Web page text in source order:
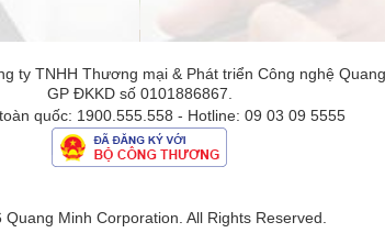
ty TNHH Thương mại & Phát triển Công nghệ
GP ĐKKD số 0101886867.
quốc: 1900.555.558 - Hotline: 09 03 09 5555
Minh Corporation. All Rights Reserved.